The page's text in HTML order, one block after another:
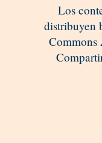
Los
distribuyen